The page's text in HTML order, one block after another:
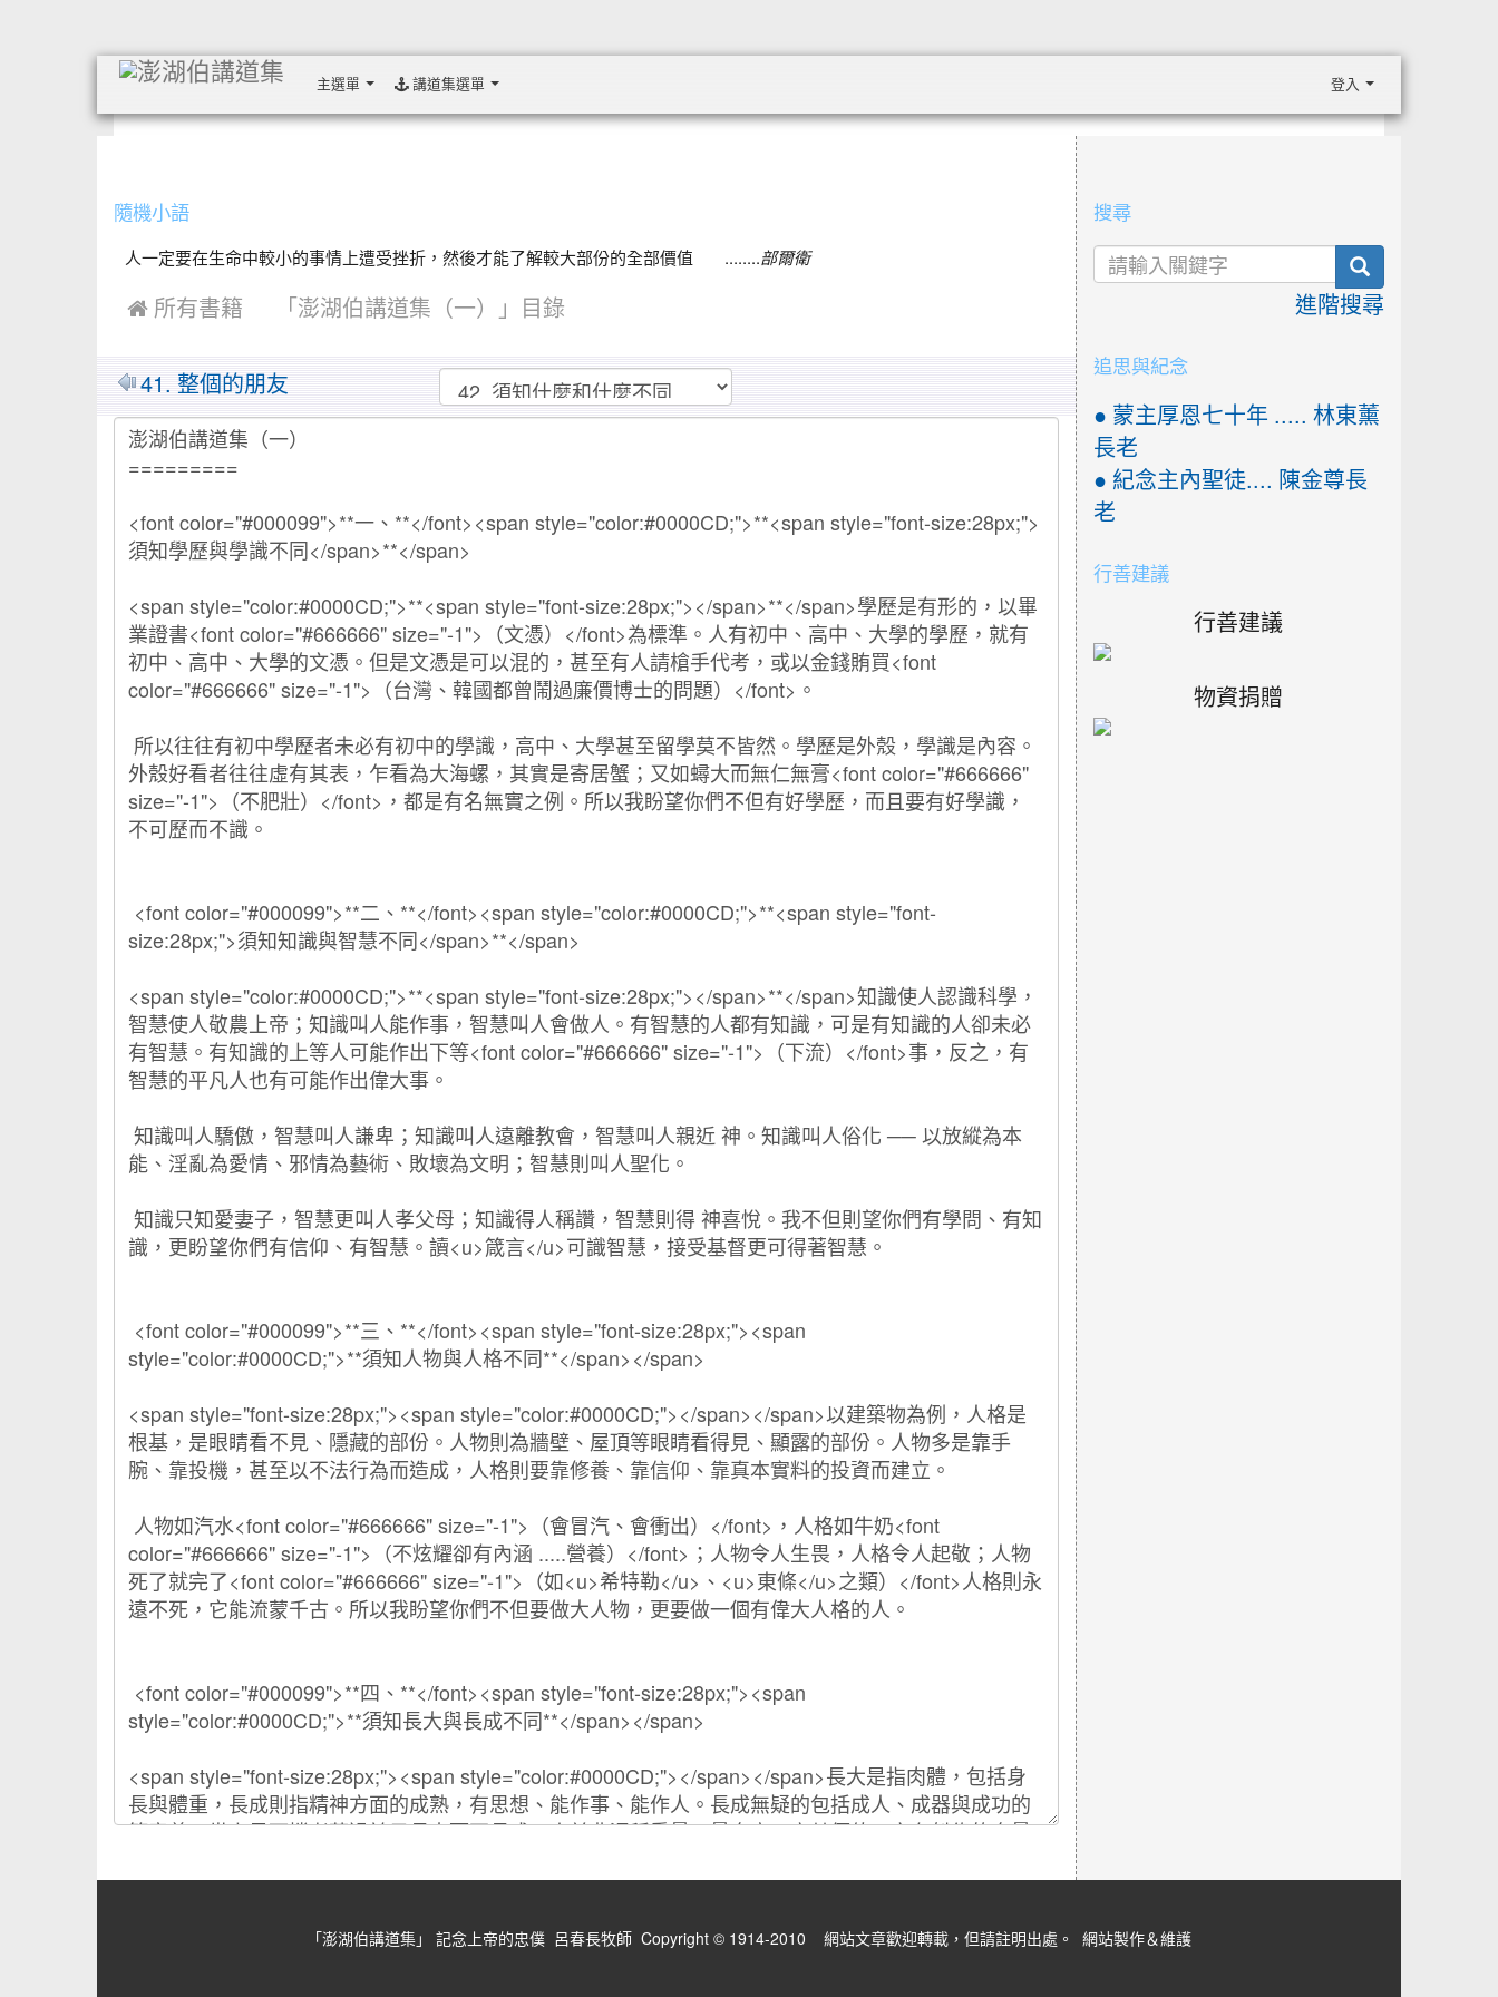
主選單 講道集選單 登入
隨機小語
人一定要在生命中較小的事情上遭受挫折，然後才能了解較大部份的全部價值 ........部爾衛
 所有書籍 「澎湖伯講道集（一）」目錄
MarkDown
41. 整個的朋友
搜尋
search
進階搜尋
追思與紀念
● 蒙主厚恩七十年 ..... 林東薰
長老
● 紀念主內聖徒.... 陳金尊長
老
行善建議
行善建議
物資捐贈
「澎湖伯講道集」 記念上帝的忠僕 呂春長牧師 Copyright © 1914-2010 網站文章歡迎轉載，但請註明出處。 網站製作＆維護